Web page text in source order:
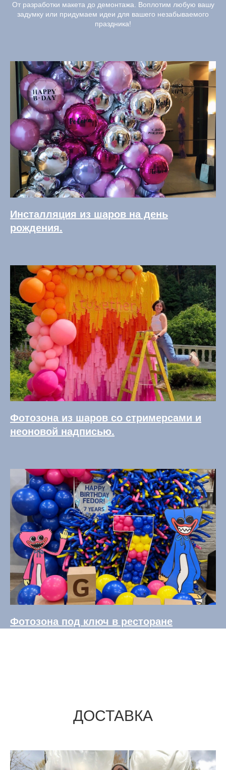
От разработки макета до демонтажа. Воплотим любую вашу
задумку или придумаем идеи для вашего незабываемого
праздника!
Инсталляция из шаров на день
рождения.
Фотозона из шаров со стримерсами и
неоновой надписью.
Фотозона под ключ в ресторане
ДОСТАВКА